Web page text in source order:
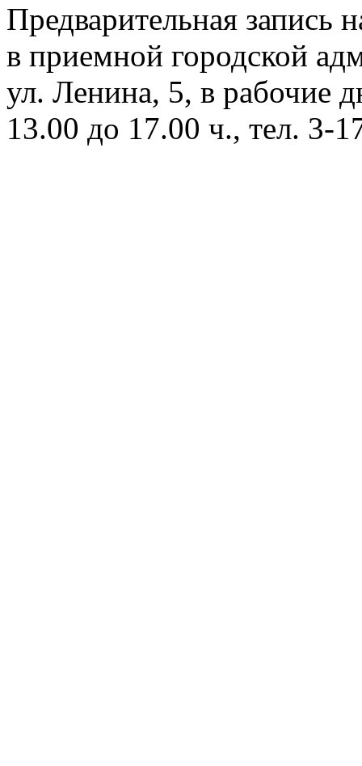
Предварительная запись
в приемной городской
ул. Ленина, 5, в рабочие
13.00 до 17.00 ч., тел. 3-